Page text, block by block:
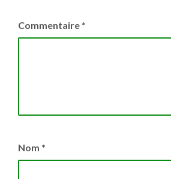
Commentaire *
Nom *